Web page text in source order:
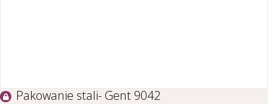
Pakowanie stali- Gent 9042